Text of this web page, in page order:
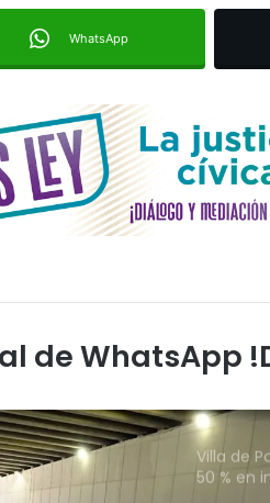
WhatsApp
de WhatsApp
en la
buscará
alumnos
en la
avenida
nuevo
50 % en